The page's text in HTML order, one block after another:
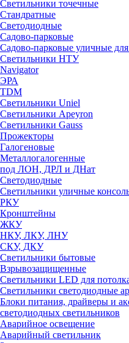
Светильники точечные
Стандратные
Светодиодные
Садово-парковые
Садово-парковые уличные
Светильники НТУ
Navigator
ЭРА
TDM
Светильники Uniel
Светильники Apeyron
Светильники Gauss
Прожекторы
Галогеновые
Металлогалогенные
под ЛОН, ДРЛ и ДНат
Светодиодные
Светильники уличные
РКУ
Кронштейны
ЖКУ
НКУ, ЛКУ, ЛНУ
СКУ, ДКУ
Светильники бытовые
Взрывозащищенные
Светильники LED для
Светильники светодиодные
Блоки питания, драйверы и
светодиодных светильников
Аварийное освещение
Аварийный светильник